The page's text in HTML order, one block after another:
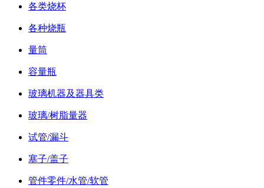
各类烧杯
各种烧瓶
量筒
容量瓶
玻璃机器及器具类
玻璃/树脂量器
试管/漏斗
塞子/盖子
管件零件/水管/软管